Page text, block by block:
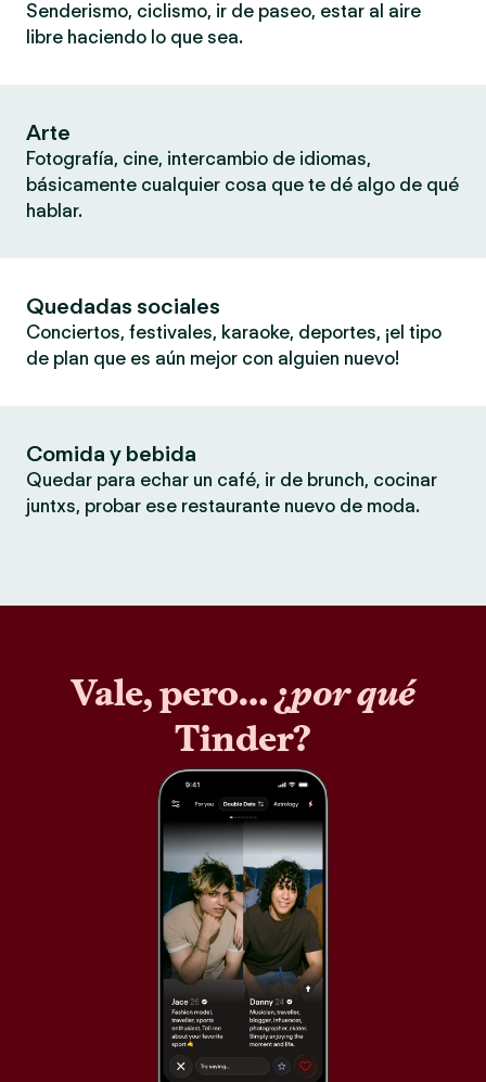
Senderismo, ciclismo, ir de paseo, estar al aire
libre haciendo lo que sea.
Arte
Fotografía, cine, intercambio de idiomas,
básicamente cualquier cosa que te dé algo de qué
hablar.
Quedadas sociales
Conciertos, festivales, karaoke, deportes, ¡el tipo
de plan que es aún mejor con alguien nuevo!
Comida y bebida
Quedar para echar un café, ir de brunch, cocinar
juntxs, probar ese restaurante nuevo de moda.
Vale, pero… ¿por qué
Tinder?